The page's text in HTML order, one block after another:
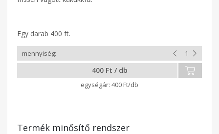
Egy darab 400 ft.
400 Ft / db
400 Ft/db
Termék minősítő rendszer